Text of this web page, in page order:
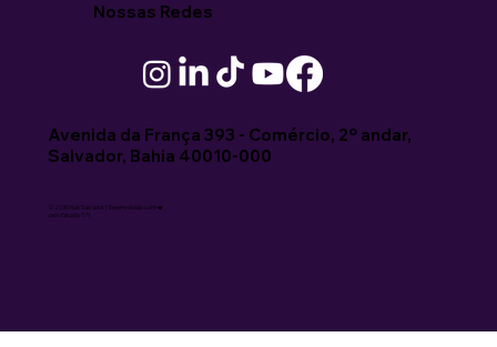
© 2030 Hub Salvador | Desenvolvido com ❤️
pelo Estudio 071
Avenida da França 393 - Comércio, 2º andar,
Salvador, Bahia 40010-000
Nossas Redes